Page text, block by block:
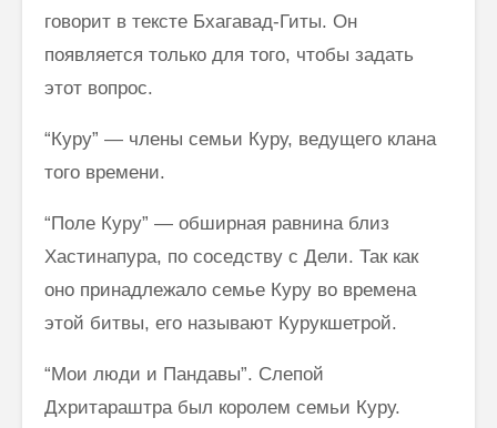
говорит в тексте Бхагавад-Гиты. Он
появляется только для того, чтобы задать
этот вопрос.
“Куру” — члены семьи Куру, ведущего клана
того времени.
“Поле Куру” — обширная равнина близ
Хастинапура, по соседству с Дели. Так как
оно принадлежало семье Куру во времена
этой битвы, его называют Курукшетрой.
“Мои люди и Пандавы”. Слепой
Дхритараштра был королем семьи Куру.